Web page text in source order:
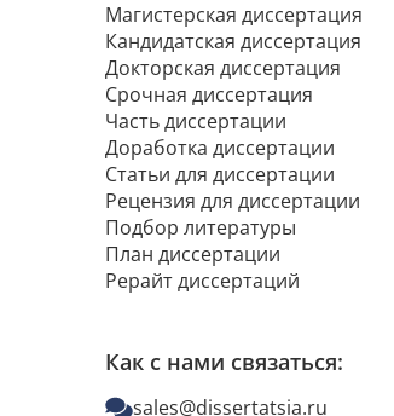
Магистерская диссертация
Кандидатская диссертация
Докторская диссертация
Срочная диссертация
Часть диссертации
Доработка диссертации
Статьи для диссертации
Рецензия для диссертации
Подбор литературы
План диссертации
Рерайт диссертаций
Как с нами связаться:
sales@dissertatsia.ru